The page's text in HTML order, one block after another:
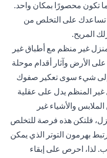
تكون محصورًا بمكان واحد.
تساعدك على التخلص من
المريح.
غير منظم مع أطباق غير
الأرض وآثار أقدام موحلة
إلى شيء سوى تعكير صفوك
المنظم يدل على عقلية
والأشياء غير
فلتكن هذه فرصة للتخلص
بهرمون التوتر الذي يمكن
لذا، احرص على إبقاء